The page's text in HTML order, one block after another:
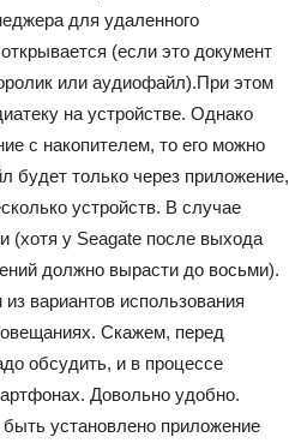
для удаленного
(если это документ
или аудиофайл).При этом
на устройстве. Однако
с накопителем, то его можно
будет только через приложение,
устройств. В случае
(хотя у Seagate после выхода
должно вырасти до восьми).
вариантов использования
Скажем, перед
обсудить, и в процессе
Довольно удобно.
установлено приложение